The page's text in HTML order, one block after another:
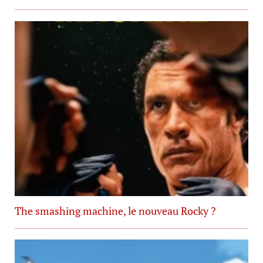
The smashing machine, le nouveau Rocky ?